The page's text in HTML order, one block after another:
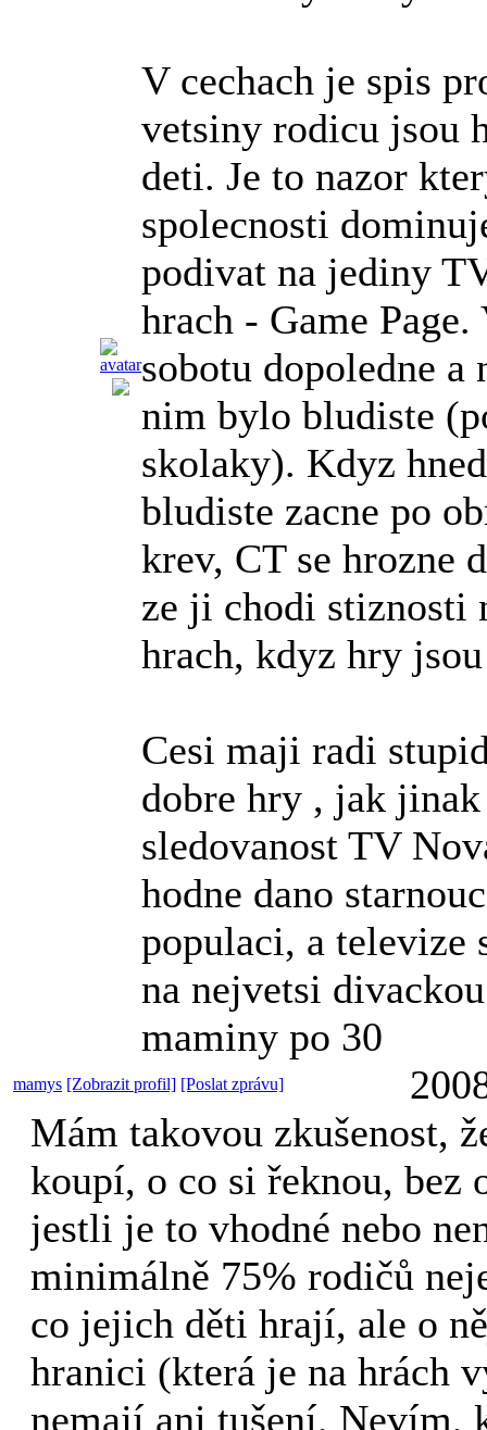
V cechach je spis
vetsiny rodicu jsou
deti. Je to nazor
spolecnosti
podivat na jediny
hrach - Game
sobotu dopoledne a
nim bylo bludiste
skolaky). Kdyz
bludiste zacne po
krev, CT se hrozne
ze ji chodi stiznosti
hrach, kdyz hry
Cesi maji radi
dobre hry , jak
sledovanost TV
hodne dano
populaci, a televize
na nejvetsi
maminy po 30
mamys [Zobrazit profil] [Poslat zprávu]
Mám takovou zkušenost,
koupí, o co si řeknou, bez
jestli je to vhodné nebo
minimálně 75% rodičů
co jejich děti hrají, ale o
hranici (která je na hrách
nemají ani tušení. Nevím,